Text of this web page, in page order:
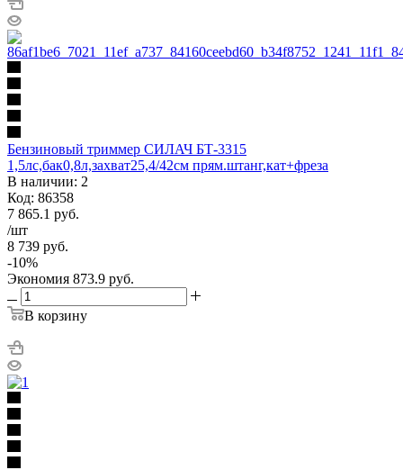
Бензиновый триммер СИЛАЧ БТ-3315
1,5лс,бак0,8л,захват25,4/42см прям.штанг,кат+фреза
В наличии: 2
Код: 86358
7 865.1 руб.
/шт
8 739 руб.
-10%
Экономия 873.9 руб.
В корзину